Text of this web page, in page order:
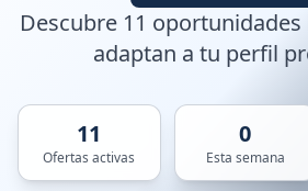
Descubre 11
adaptan a tu perfil
11
Ofertas activas
0
Esta semana